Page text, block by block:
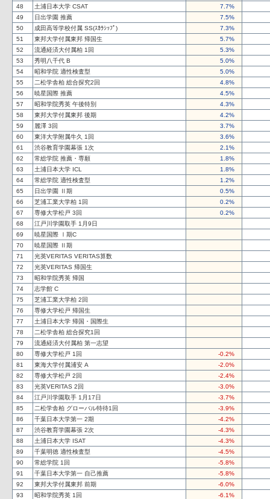
48
土浦日本大学 CSAT
7.7%
49
日出学園 推薦
7.5%
50
成田高等学校付属 SS(ｽｶﾗｼｯﾌﾟ)
7.3%
51
東邦大学付属東邦 帰国生
5.7%
52
流通経済大付属柏 1回
5.3%
53
秀明八千代 B
5.0%
54
昭和学院 適性検査型
5.0%
55
二松学舎柏 総合探究2回
4.8%
56
暁星国際 推薦
4.5%
57
昭和学院秀英 午後特別
4.3%
58
東邦大学付属東邦 後期
4.2%
59
麗澤 3回
3.7%
60
東洋大学附属牛久 1回
3.6%
61
渋谷教育学園幕張 1次
2.1%
62
常総学院 推薦・専願
1.8%
63
土浦日本大学 ICL
1.8%
64
常総学院 適性検査型
1.2%
65
日出学園 Ⅱ期
0.5%
66
芝浦工業大学柏 1回
0.2%
67
専修大学松戸 3回
0.2%
68
江戸川学園取手 1月9日
69
暁星国際 Ⅰ期C
70
暁星国際 Ⅱ期
71
光英VERITAS VERITAS算数
72
光英VERITAS 帰国生
73
昭和学院秀英 帰国
74
志学館 C
75
芝浦工業大学柏 2回
76
専修大学松戸 帰国生
77
土浦日本大学 帰国・国際生
78
二松学舎柏 総合探究1回
79
流通経済大付属柏 第一志望
80
専修大学松戸 1回
-0.2%
81
東海大学付属浦安 A
-2.0%
82
専修大学松戸 2回
-2.4%
83
光英VERITAS 2回
-3.0%
84
江戸川学園取手 1月17日
-3.7%
85
二松学舎柏 グローバル特待1回
-3.9%
86
千葉日本大学第一 2期
-4.2%
87
渋谷教育学園幕張 2次
-4.3%
88
土浦日本大学 ISAT
-4.3%
89
千葉明徳 適性検査型
-4.5%
90
常総学院 1回
-5.8%
91
千葉日本大学第一 自己推薦
-5.8%
92
東邦大学付属東邦 前期
-6.0%
93
昭和学院秀英 1回
-6.1%